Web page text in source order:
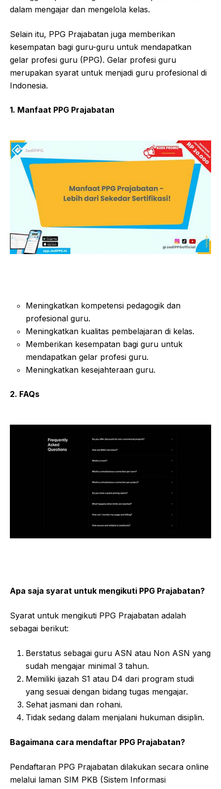
dalam mengajar dan mengelola kelas.
Selain itu, PPG Prajabatan juga memberikan
kesempatan bagi guru-guru untuk mendapatkan
gelar profesi guru (PPG). Gelar profesi guru
merupakan syarat untuk menjadi guru profesional di
Indonesia.
1. Manfaat PPG Prajabatan
Meningkatkan kompetensi pedagogik dan
profesional guru.
Meningkatkan kualitas pembelajaran di kelas.
Memberikan kesempatan bagi guru untuk
mendapatkan gelar profesi guru.
Meningkatkan kesejahteraan guru.
2. FAQs
Apa saja syarat untuk mengikuti PPG Prajabatan?
Syarat untuk mengikuti PPG Prajabatan adalah
sebagai berikut:
Berstatus sebagai guru ASN atau Non ASN yang
sudah mengajar minimal 3 tahun.
Memiliki ijazah S1 atau D4 dari program studi
yang sesuai dengan bidang tugas mengajar.
Sehat jasmani dan rohani.
Tidak sedang dalam menjalani hukuman disiplin.
Bagaimana cara mendaftar PPG Prajabatan?
Pendaftaran PPG Prajabatan dilakukan secara online
melalui laman SIM PKB (Sistem Informasi